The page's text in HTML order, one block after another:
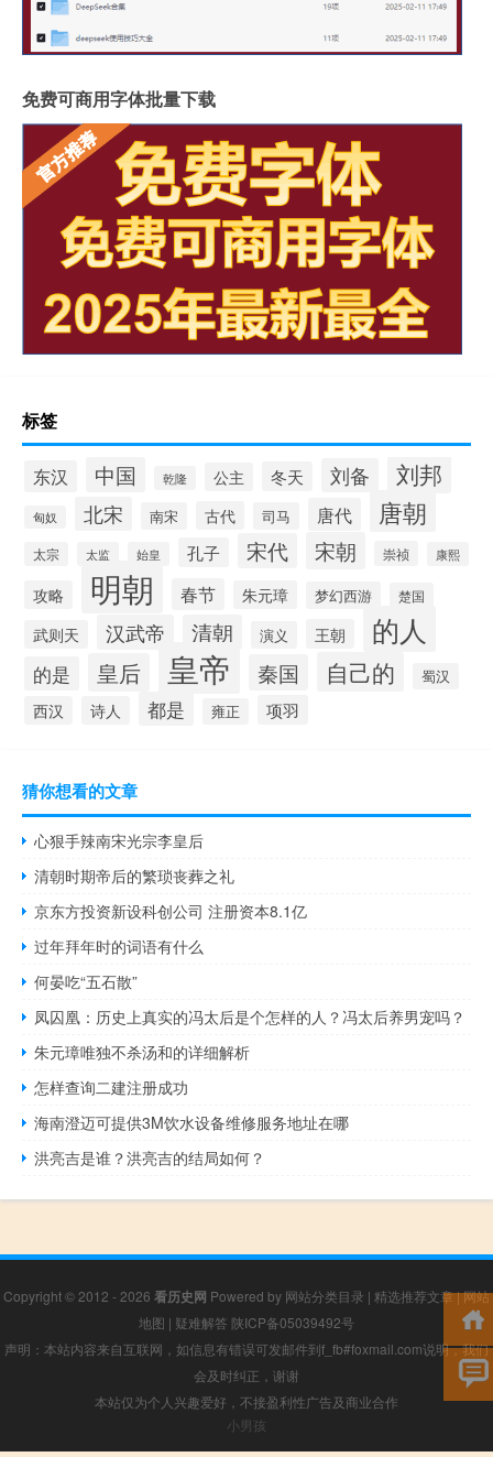
免费可商用字体批量下载
标签
东汉 中国 乾隆 公主 冬天 刘备 刘邦
匈奴 北宋 南宋 古代 司马 唐代 唐朝
太宗 太监 始皇 孔子 宋代 宋朝 崇祯 康熙
攻略 明朝 春节 朱元璋 梦幻西游 楚国
武则天 汉武帝 清朝 演义 王朝 的人
的是 皇后 皇帝 秦国 自己的 蜀汉
西汉 诗人 都是 雍正 项羽
猜你想看的文章
心狠手辣南宋光宗李皇后
清朝时期帝后的繁琐丧葬之礼
京东方投资新设科创公司 注册资本8.1亿
过年拜年时的词语有什么
何晏吃“五石散”
凤囚凰：历史上真实的冯太后是个怎样的人？冯太后养男宠吗？
朱元璋唯独不杀汤和的详细解析
怎样查询二建注册成功
海南澄迈可提供3M饮水设备维修服务地址在哪
洪亮吉是谁？洪亮吉的结局如何？
Copyright © 2012 - 2026 看历史网 Powered by 网站分类目录 | 精选推荐文章|网站
地图 | 疑难解答 陕ICP备05039492号
声明：本站内容来自互联网，如信息有错误可发邮件到f_fb#foxmail.com说明，我们
会及时纠正，谢谢
本站仅为个人兴趣爱好，不接盈利性广告及商业合作
小男孩